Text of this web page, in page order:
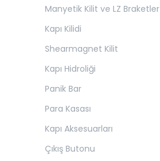
Manyetik Kilit ve LZ Braketler
Kapı Kilidi
Shearmagnet Kilit
Kapı Hidroliği
Panik Bar
Para Kasası
Kapı Aksesuarları
Çıkış Butonu